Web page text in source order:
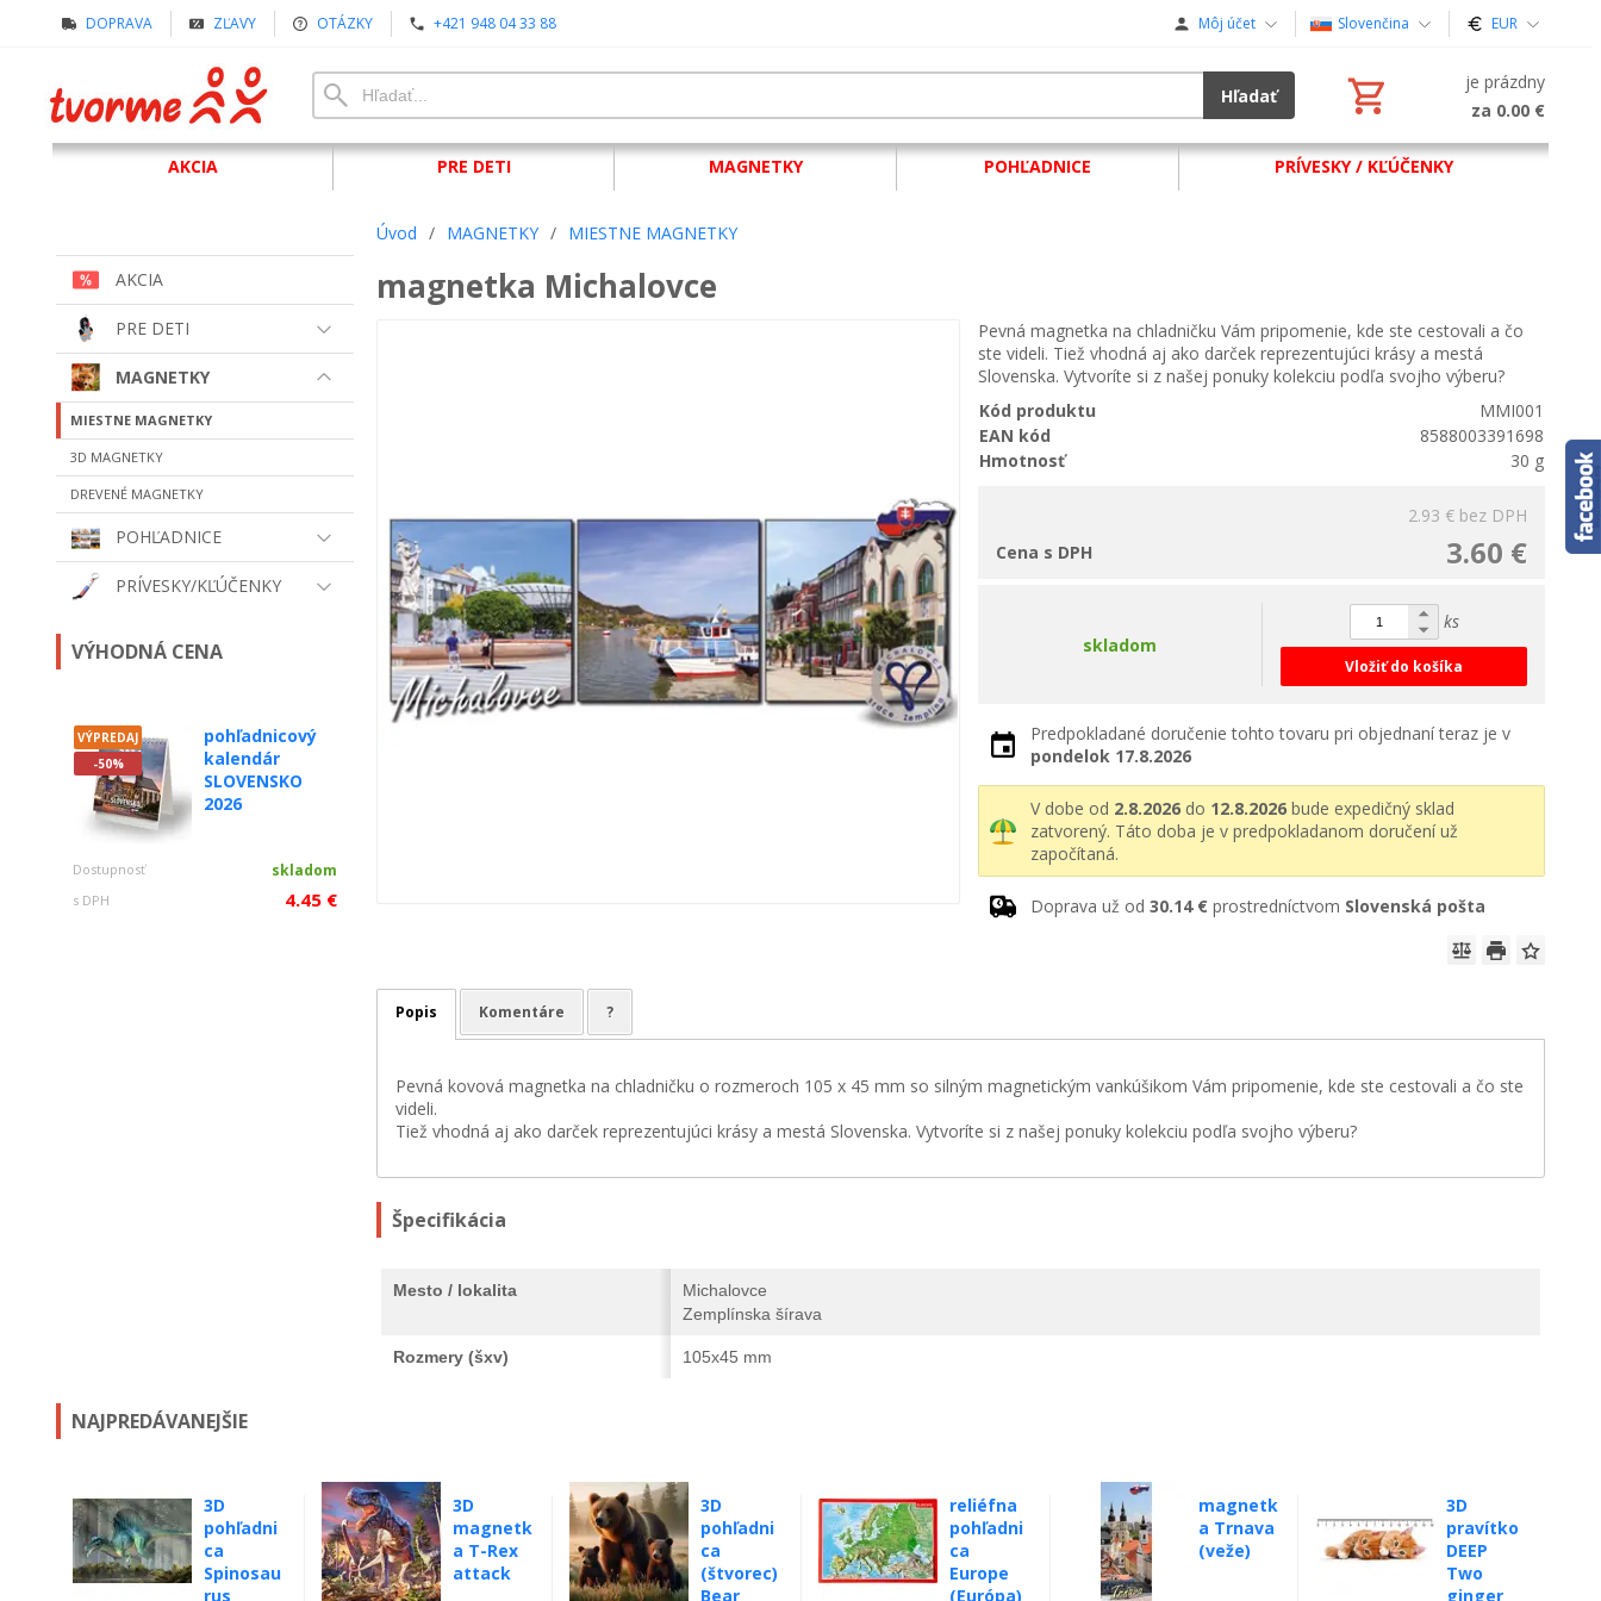
DOPRAVA ZĽAVY OTÁZKY +421 948 04 33 88 Môj účet Slovenčina EUR
Hľadať
je prázdny
za 0.00 €
AKCIA PRE DETI MAGNETKY POHĽADNICE PRÍVESKY / KĽÚČENKY
AKCIA
PRE DETI
MAGNETKY
MIESTNE MAGNETKY
3D MAGNETKY
DREVENÉ MAGNETKY
POHĽADNICE
PRÍVESKY/KĽÚČENKY
VÝHODNÁ CENA
VÝPREDAJ
-50%
pohľadnicový
kalendár
SLOVENSKO
2026
Dostupnosť skladom
s DPH 4.45 €
Úvod / MAGNETKY / MIESTNE MAGNETKY
magnetka Michalovce
Pevná magnetka na chladničku Vám pripomenie, kde ste cestovali a čo
ste videli. Tiež vhodná aj ako darček reprezentujúci krásy a mestá
Slovenska. Vytvoríte si z našej ponuky kolekciu podľa svojho výberu?
Kód produktu
MMI001
EAN kód
8588003391698
Hmotnosť
30 g
2.93 € bez DPH
3.60 €
Cena s DPH
skladom
ks
Vložiť do košíka
Predpokladané doručenie tohto tovaru pri objednaní teraz je v
pondelok 17.8.2026
V dobe od 2.8.2026 do 12.8.2026 bude expedičný sklad
zatvorený. Táto doba je v predpokladanom doručení už
započítaná.
Doprava už od30.14 € prostredníctvom Slovenská pošta
Popis Komentáre ?
Pevná kovová magnetka na chladničku o rozmeroch 105 x 45 mm so silným magnetickým vankúšikom Vám pripomenie, kde ste cestovali a čo ste
videli.
Tiež vhodná aj ako darček reprezentujúci krásy a mestá Slovenska. Vytvoríte si z našej ponuky kolekciu podľa svojho výberu?
Špecifikácia
Mesto / lokalita
Michalovce
Zemplínska šírava
Rozmery (šxv) 105x45 mm
NAJPREDÁVANEJŠIE
3D
pohľadni
ca
Spinosau
rus
3D
magnetk
a T-Rex
attack
3D
pohľadni
ca
(štvorec)
Bear
reliéfna
pohľadni
ca
Europe
(Európa)
magnetk
a Trnava
(veže)
3D
pravítko
DEEP
Two
ginger